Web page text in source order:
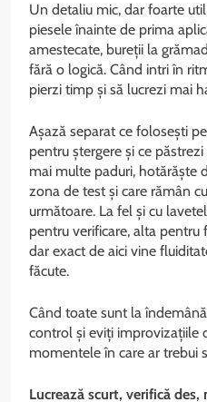
Un detaliu mic, dar foarte
piesele înainte de prima
amestecate, bureții la
fără o logică. Când intri în
pierzi timp și să lucrezi mai
Așază separat ce folosești
pentru ștergere și ce
mai multe paduri, hotărăște
zona de test și care rămân
următoare. La fel și cu
pentru verificare, alta pentru
dar exact de aici vine
făcute.
Când toate sunt la
control și eviți improvizațiile
momentele în care ar trebui
Lucrează scurt, verifică